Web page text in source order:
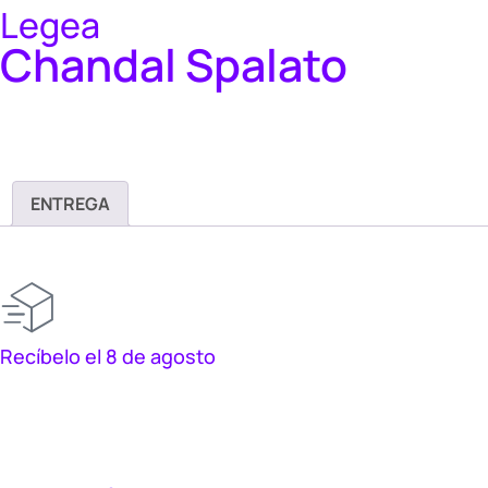
Legea
Chandal Spalato
ENTREGA
Recíbelo el 8 de agosto